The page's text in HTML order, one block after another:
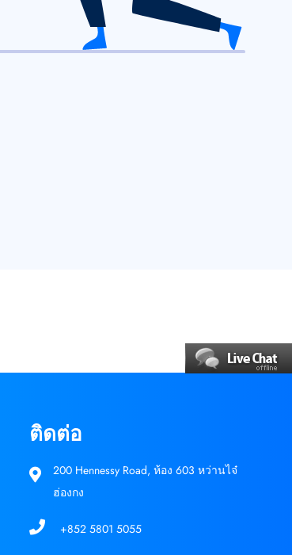
ติดต่อ
200 Hennessy Road, ห้อง 603 หว่านไจ๋
ฮ่องกง
+852 5801 5055